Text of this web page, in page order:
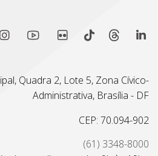
Quadra 2, Lote 5, Zona Cívico-
Administrativa, Brasília - DF
CEP: 70.094-902
(61) 3348-8000